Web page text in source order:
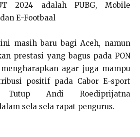
2024 adalah PUBG, Mobile
E-Footbaal
masih baru bagi Aceh, namun
prestasi yang bagus pada PON
agar juga mampu
positif pada Cabor E-sport
Andi Roediprijatna
sela sela rapat pengurus.